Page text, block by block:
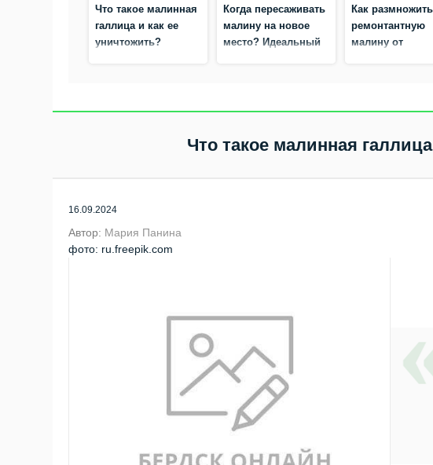
Что такое малинная
галлица и как ее
уничтожить?
Когда пересаживать
малину на новое
место? Идеальный
Как размножить
ремонтантную
малину от
Что такое малинная
16.09.2024
Автор: Мария Панина
фото: ru.freepik.com